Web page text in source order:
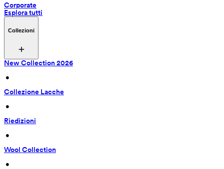
Corporate
Esplora tutti
Collezioni
New Collection 2026
•
Collezione Lacche
•
Riedizioni
•
Wool Collection
•